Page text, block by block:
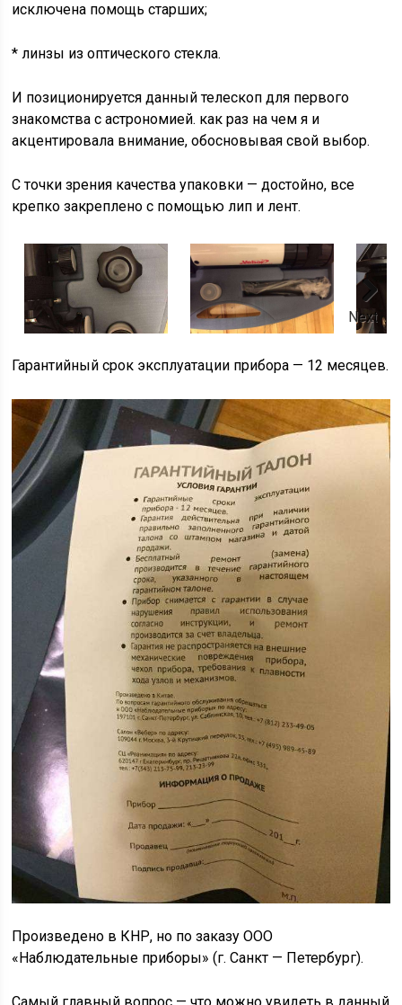
исключена помощь старших;
* линзы из оптического стекла.
И позиционируется данный телескоп для первого
знакомства с астрономией. как раз на чем я и
акцентировала внимание, обосновывая свой выбор.
С точки зрения качества упаковки — достойно, все
крепко закреплено с помощью лип и лент.
Next
Гарантийный срок эксплуатации прибора — 12 месяцев.
Произведено в КНР, но по заказу ООО
«Наблюдательные приборы» (г. Санкт — Петербург).